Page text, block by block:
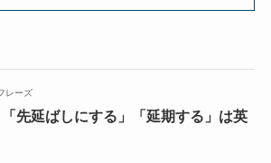
レーズ
「先延ばしにする」「延期する」は英